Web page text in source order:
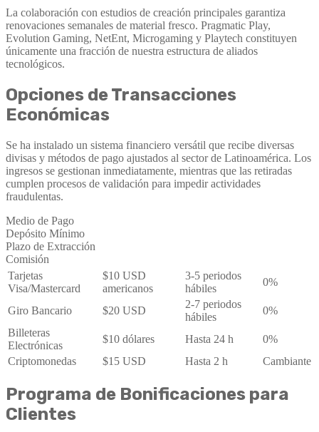
La colaboración con estudios de creación principales garantiza
renovaciones semanales de material fresco. Pragmatic Play,
Evolution Gaming, NetEnt, Microgaming y Playtech constituyen
únicamente una fracción de nuestra estructura de aliados
tecnológicos.
Opciones de Transacciones
Económicas
Se ha instalado un sistema financiero versátil que recibe diversas
divisas y métodos de pago ajustados al sector de Latinoamérica. Los
ingresos se gestionan inmediatamente, mientras que las retiradas
cumplen procesos de validación para impedir actividades
fraudulentas.
Medio de Pago
Depósito Mínimo
Plazo de Extracción
Comisión
Tarjetas
Visa/Mastercard
$10 USD
americanos
3-5 periodos
hábiles
0%
Giro Bancario $20 USD
2-7 periodos
hábiles
0%
Billeteras
Electrónicas
$10 dólares Hasta 24 h
0%
Criptomonedas
$15 USD Hasta 2 h Cambiante
Programa de Bonificaciones para
Clientes